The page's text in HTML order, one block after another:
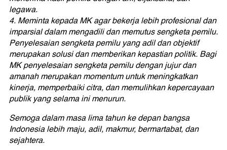
legawa.
4. Meminta kepada MK agar bekerja lebih profesional dan
imparsial dalam mengadili dan memutus sengketa pemilu.
Penyelesaian sengketa pemilu yang adil dan objektif
merupakan solusi dan memberikan kepastian politik. Bagi
MK penyelesaian sengketa pemilu dengan jujur dan
amanah merupakan momentum untuk meningkatkan
kinerja, memperbaiki citra, dan memulihkan kepercayaan
publik yang selama ini menurun.
Semoga dalam masa lima tahun ke depan bangsa
Indonesia lebih maju, adil, makmur, bermartabat, dan
sejahtera.